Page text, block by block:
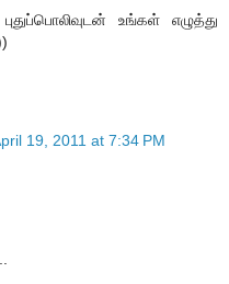
உங்கள் எழுத்து
19, 2011 at 7:34 PM